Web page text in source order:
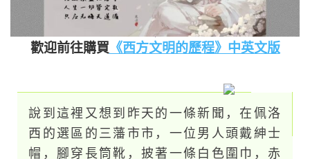
歡迎前往購買 《西方文明的歷程》中英文版
說到這裡又想到昨天的一條新聞，在佩洛
西的選區的三藩市市，一位男人頭戴紳士
帽，腳穿長筒靴，披著一條白色圍巾，赤